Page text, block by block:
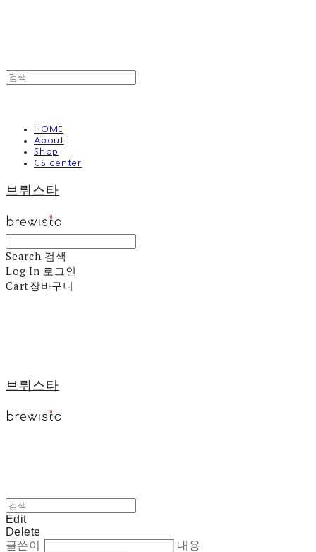
HOME
About
Shop
CS center
브뤼스타
Search 검색
Log In 로그인
Cart장바구니
브뤼스타
Edit
Delete
글쓴이
내용